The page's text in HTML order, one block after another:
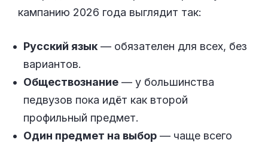
кампанию 2026 года выглядит так:
Русский язык — обязателен для всех, без
вариантов.
Обществознание — у большинства
педвузов пока идёт как второй
профильный предмет.
Один предмет на выбор — чаще всего